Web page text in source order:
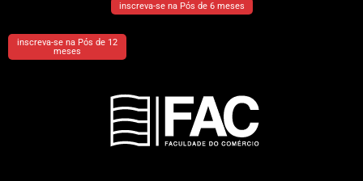
inscreva-se na Pós de 6 meses
inscreva-se na Pós de 12
meses